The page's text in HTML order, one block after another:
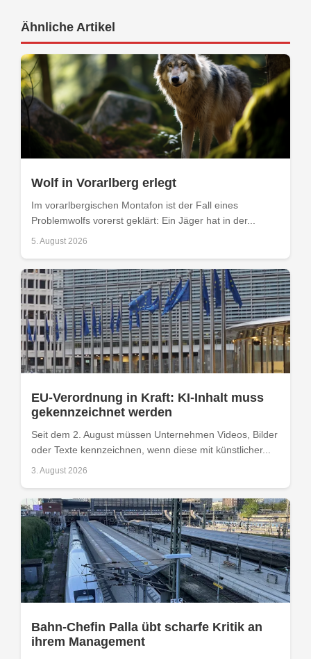
Ähnliche Artikel
Wolf in Vorarlberg erlegt
Im vorarlbergischen Montafon ist der Fall eines
Problemwolfs vorerst geklärt: Ein Jäger hat in der...
5. August 2026
EU-Verordnung in Kraft: KI-Inhalt muss
gekennzeichnet werden
Seit dem 2. August müssen Unternehmen Videos, Bilder
oder Texte kennzeichnen, wenn diese mit künstlicher...
3. August 2026
Bahn-Chefin Palla übt scharfe Kritik an
ihrem Management